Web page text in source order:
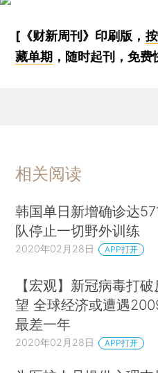
[《财新周刊》印刷版，
藏单期 ，随时起刊，免费
相关阅读
韩国单日新增确诊达
队停止一切野外训练
2020年02月28日 APP打开
【宏观】新冠病毒打
望 全球经济或遭遇
最差一年
2020年02月28日 APP打开